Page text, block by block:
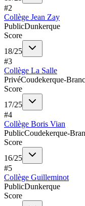
#2
Collège Jean Zay
PublicDunkerque
Score
18/25
#3
Collège La Salle
PrivéCoudekerque-
Score
17/25
#4
Collège Boris Vian
PublicCoudekerque-
Score
16/25
#5
Collège Guilleminot
PublicDunkerque
Score